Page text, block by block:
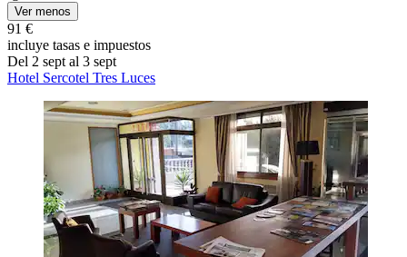
Ver menos
91 €
incluye tasas e impuestos
Del 2 sept al 3 sept
Hotel Sercotel Tres Luces